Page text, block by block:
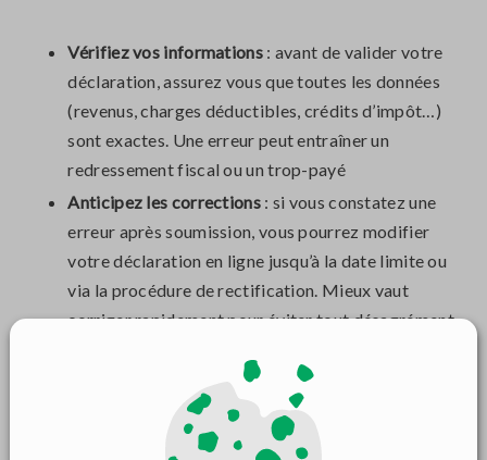
Vérifiez vos informations: avant de valider votre
déclaration, assurez vous que toutes les données
(revenus, charges déductibles, crédits d’impôt…)
sont exactes. Une erreur peut entraîner un
redressement fiscal ou un trop-payé
Anticipez les corrections: si vous constatez une
erreur après soumission, vous pourrez modifier
votre déclaration en ligne jusqu’à la date limite ou
via la procédure de rectification. Mieux vaut
corriger rapidement pour éviter tout désagrément
notamment à La Réunion avec des dispositifs
spécifiques. Consultez régulièrement les actualités
fiscales locales pour optimiser votre déclaration et